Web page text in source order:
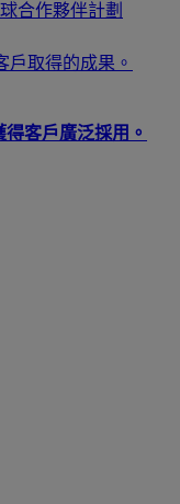
合作夥伴計劃
戶取得的成果。
客戶廣泛採用。